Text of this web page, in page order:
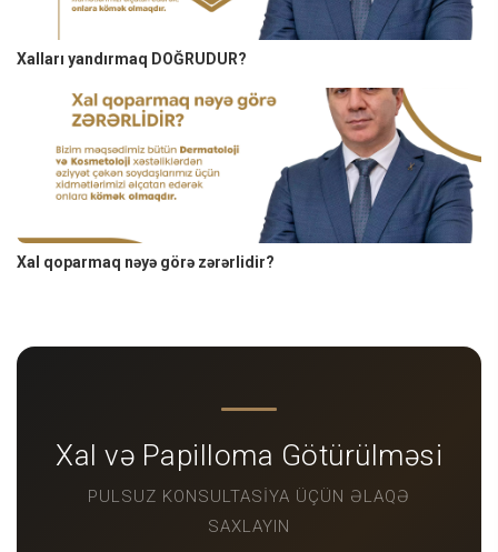
Xalları yandırmaq DOĞRUDUR?
Xal qoparmaq nəyə görə zərərlidir?
Xal və Papilloma Götürülməsi
PULSUZ KONSULTASIYA ÜÇÜN ƏLAQƏ
SAXLAYIN